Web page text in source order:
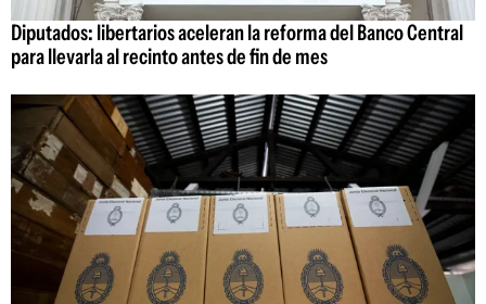
Diputados: libertarios aceleran la reforma del Banco Central
para llevarla al recinto antes de fin de mes